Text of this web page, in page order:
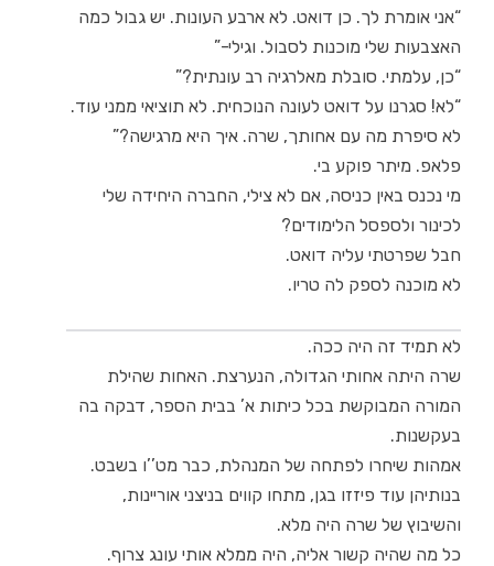
“אני אומרת לך. כן דואט. לא ארבע העונות. יש גבול כמה
האצבעות שלי מוכנות לסבול. וגילי-”
“כן, עלמתי. סובלת מאלרגיה רב עונתית?”
“לא! סגרנו על דואט לעונה הנוכחית. לא תוציאי ממני עוד.
לא סיפרת מה עם אחותך, שרה. איך היא מרגישה?”
פלאפ. מיתר פוקע בי.
מי נכנס באין כניסה, אם לא צילי, החברה היחידה שלי
לכינור ולספסל הלימודים?
חבל שפרטתי עליה דואט.
לא מוכנה לספק לה טריו.
לא תמיד זה היה ככה.
שרה היתה אחותי הגדולה, הנערצת. האחות שהילת
המורה המבוקשת בכל כיתות א’ בבית הספר, דבקה בה
בעקשנות.
אמהות שיחרו לפתחה של המנהלת, כבר מט’’ו בשבט.
בנותיהן עוד פיזזו בגן, מתחו קווים בניצני אוריינות,
והשיבוץ של שרה היה מלא.
כל מה שהיה קשור אליה, היה ממלא אותי עונג צרוף.